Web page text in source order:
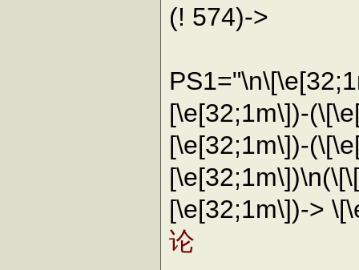
(! 574)->
[\e[32;1m\])-
[\e[32;1m\])-
[\e[32;1m\])->
论